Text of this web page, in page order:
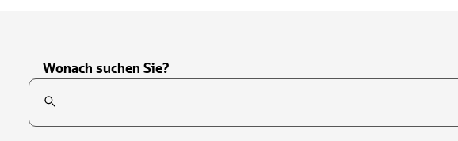
Wonach suchen Sie?
Suchfeld